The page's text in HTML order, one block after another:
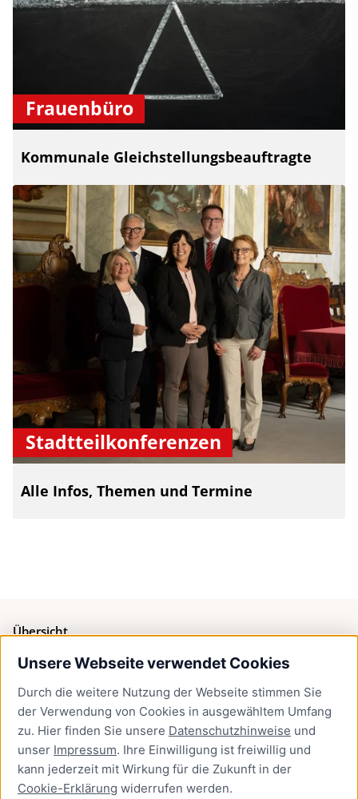
Unsere Webseite verwendet Cookies
Durch die weitere Nutzung der Webseite stimmen Sie
der Verwendung von Cookies in ausgewähltem Umfang
zu. Hier finden Sie unsere Datenschutzhinweise und
unser Impressum. Ihre Einwilligung ist freiwillig und
kann jederzeit mit Wirkung für die Zukunft in der
Cookie-Erklärung widerrufen werden.
Frauenbüro
Kommunale Gleichstellungsbeauftragte
Stadtteilkonferenzen
Alle Infos, Themen und Termine
Übersicht
Bürgerservice
Presse
Newsletter Lübeck:kompakt
Kontakt
Kontakt